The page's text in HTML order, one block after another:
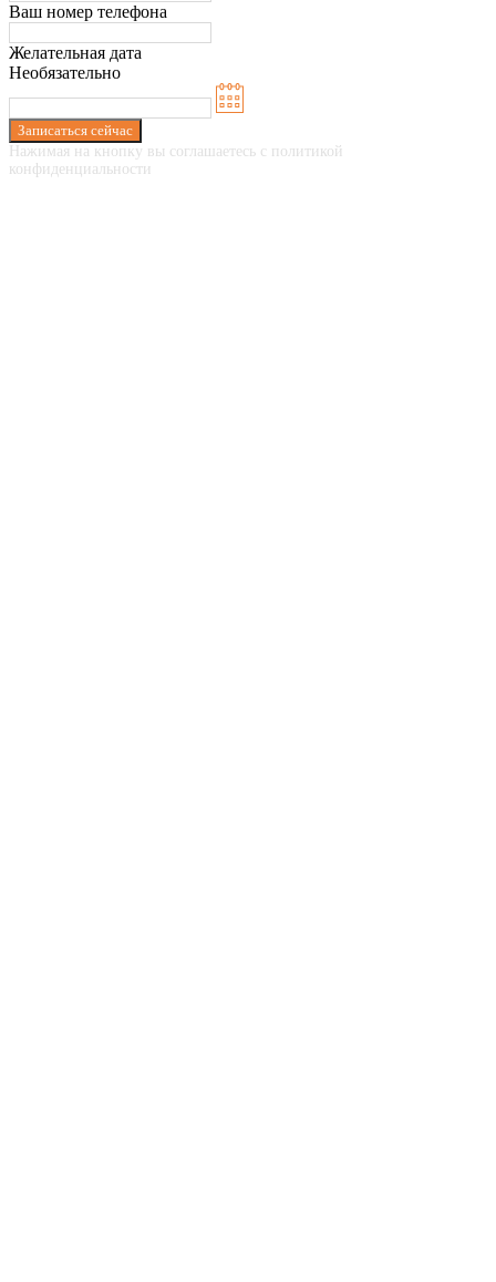
Ваш номер телефона
Желательная дата
Необязательно
Записаться сейчас
Нажимая на кнопку вы соглашаетесь с политикой
конфиденциальности